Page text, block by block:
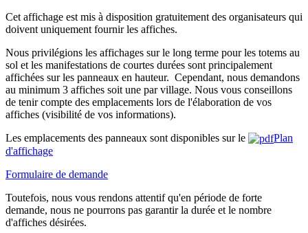
Cet affichage est mis à disposition gratuitement des organisateurs qui
doivent uniquement fournir les affiches.
Nous privilégions les affichages sur le long terme pour les totems au
sol et les manifestations de courtes durées sont principalement
affichées sur les panneaux en hauteur. Cependant, nous demandons
au minimum 3 affiches soit une par village. Nous vous conseillons
de tenir compte des emplacements lors de l'élaboration de vos
affiches (visibilité de vos informations).
Les emplacements des panneaux sont disponibles sur le
Plan
d'affichage
Formulaire de demande
Toutefois, nous vous rendons attentif qu'en période de forte
demande, nous ne pourrons pas garantir la durée et le nombre
d'affiches désirées.